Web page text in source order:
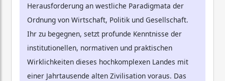
Herausforderung an westliche Paradigmata der
Ordnung von Wirtschaft, Politik und Gesellschaft.
Ihr zu begegnen, setzt profunde Kenntnisse der
institutionellen, normativen und praktischen
Wirklichkeiten dieses hochkomplexen Landes mit
einer Jahrtausende alten Zivilisation voraus. Das